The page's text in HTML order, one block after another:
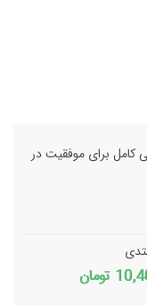
کامل برای موفقیت در
تومانقیمت